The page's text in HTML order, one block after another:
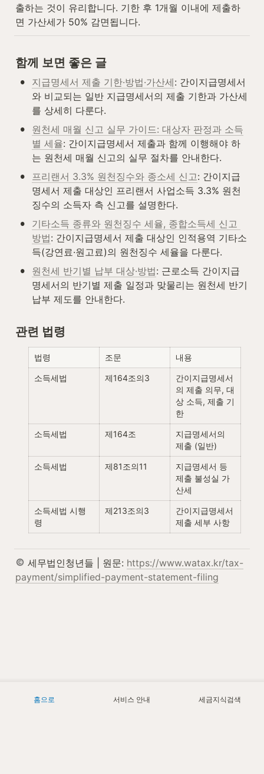
출하는 것이 유리합니다. 기한 후 1개월 이내에 제출하
면 가산세가 50% 감면됩니다.
함께 보면 좋은 글
• 지급명세서 제출 기한·방법·가산세: 간이지급명세서
와 비교되는 일반 지급명세서의 제출 기한과 가산세
를 상세히 다룬다.
•
원천세 매월 신고 실무 가이드: 대상자 판정과 소득
별 세율: 간이지급명세서 제출과 함께 이행해야 하
는 원천세 매월 신고의 실무 절차를 안내한다.
• 프리랜서 3.3% 원천징수와 종소세 신고: 간이지급
명세서 제출 대상인 프리랜서 사업소득 3.3% 원천
징수의 소득자 측 신고를 설명한다.
•
기타소득 종류와 원천징수 세율, 종합소득세 신고
방법: 간이지급명세서 제출 대상인 인적용역 기타소
득(강연료·원고료)의 원천징수 세율을 다룬다.
• 원천세 반기별 납부 대상·방법: 근로소득 간이지급
명세서의 반기별 제출 일정과 맞물리는 원천세 반기
납부 제도를 안내한다.
관련 법령
법령 조문 내용
소득세법 제164조의3
간이지급명세서
의 제출 의무, 대
상 소득, 제출 기
한
소득세법 제164조
지급명세서의
제출 (일반)
소득세법 제81조의11
지급명세서 등
제출 불성실 가
산세
소득세법 시행
령
제213조의3
간이지급명세서
제출 세부 사항
세무법인청년들 | 원문: https://www.watax.kr/tax-
payment/simplified-payment-statement-filing
홈으로 서비스 안내 세금지식검색